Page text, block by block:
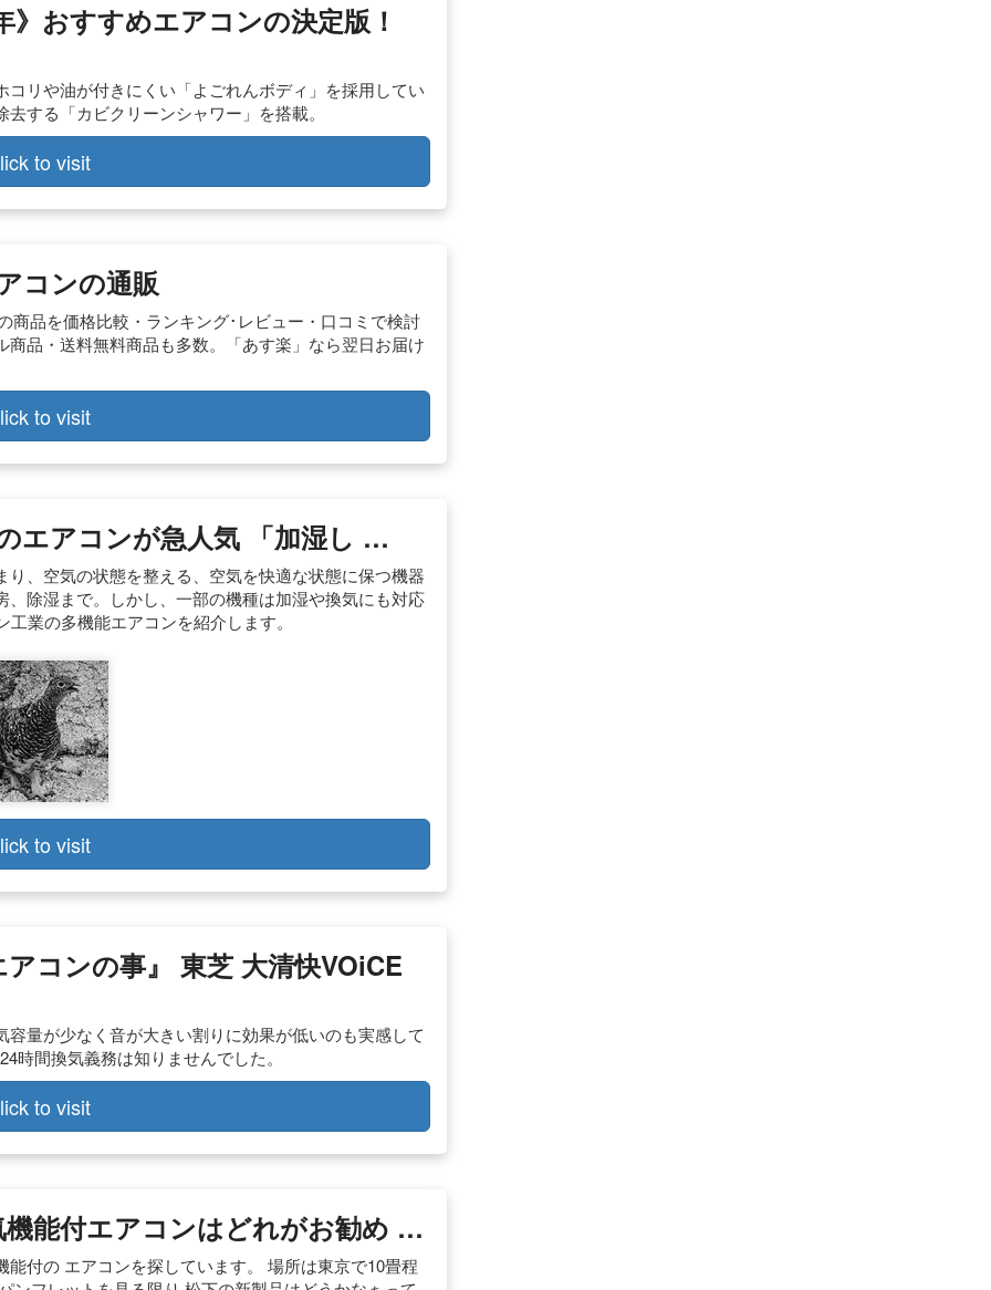
おすすめエアコンの決定版！
リや油が付きにくい「よごれんボディ」を採用してい
する「カビクリーンシャワー」を搭載。
to visit
コンの通販
商品を価格比較・ランキング･レビュー・口コミで検討
品・送料無料商品も多数。「あす楽」なら翌日お届け
to visit
エアコンが急人気 「加湿し …
、空気の状態を整える、空気を快適な状態に保つ機器
除湿まで。しかし、一部の機種は加湿や換気にも対応
業の多機能エアコンを紹介します。
to visit
コンの事』 東芝 大清快VOiCE
量が少なく音が大きい割りに効果が低いのも実感して
時間換気義務は知りませんでした。
to visit
能付エアコンはどれがお勧め …
付の エアコンを探しています。 場所は東京で10畳程